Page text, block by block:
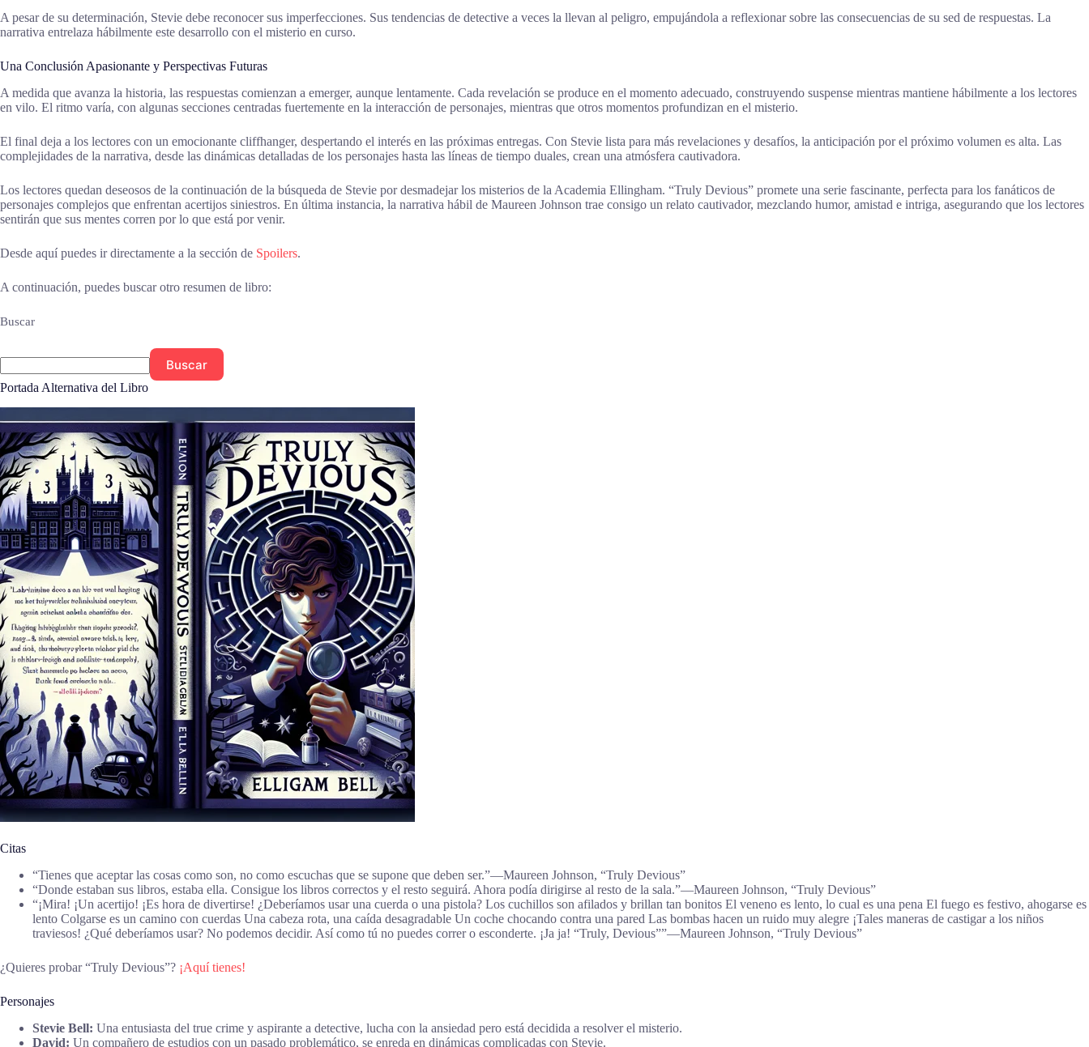
A pesar de su determinación, Stevie debe reconocer sus imperfecciones. Sus tendencias de detective a veces la llevan al peligro, empujándola a reflexionar sobre las consecuencias de su sed de respuestas. La
narrativa entrelaza hábilmente este desarrollo con el misterio en curso.
Una Conclusión Apasionante y Perspectivas Futuras
A medida que avanza la historia, las respuestas comienzan a emerger, aunque lentamente. Cada revelación se produce en el momento adecuado, construyendo suspense mientras mantiene hábilmente a los lectores
en vilo. El ritmo varía, con algunas secciones centradas fuertemente en la interacción de personajes, mientras que otros momentos profundizan en el misterio.
El final deja a los lectores con un emocionante cliffhanger, despertando el interés en las próximas entregas. Con Stevie lista para más revelaciones y desafíos, la anticipación por el próximo volumen es alta. Las
complejidades de la narrativa, desde las dinámicas detalladas de los personajes hasta las líneas de tiempo duales, crean una atmósfera cautivadora.
Los lectores quedan deseosos de la continuación de la búsqueda de Stevie por desmadejar los misterios de la Academia Ellingham. “Truly Devious” promete una serie fascinante, perfecta para los fanáticos de
personajes complejos que enfrentan acertijos siniestros. En última instancia, la narrativa hábil de Maureen Johnson trae consigo un relato cautivador, mezclando humor, amistad e intriga, asegurando que los lectores
sentirán que sus mentes corren por lo que está por venir.
Desde aquí puedes ir directamente a la sección de Spoilers.
A continuación, puedes buscar otro resumen de libro:
Buscar
Buscar
Portada Alternativa del Libro
Citas
“Tienes que aceptar las cosas como son, no como escuchas que se supone que deben ser.”―Maureen Johnson, “Truly Devious”
“Donde estaban sus libros, estaba ella. Consigue los libros correctos y el resto seguirá. Ahora podía dirigirse al resto de la sala.”―Maureen Johnson, “Truly Devious”
“¡Mira! ¡Un acertijo! ¡Es hora de divertirse! ¿Deberíamos usar una cuerda o una pistola? Los cuchillos son afilados y brillan tan bonitos El veneno es lento, lo cual es una pena El fuego es festivo, ahogarse es
lento Colgarse es un camino con cuerdas Una cabeza rota, una caída desagradable Un coche chocando contra una pared Las bombas hacen un ruido muy alegre ¡Tales maneras de castigar a los niños
traviesos! ¿Qué deberíamos usar? No podemos decidir. Así como tú no puedes correr o esconderte. ¡Ja ja! “Truly, Devious””―Maureen Johnson, “Truly Devious”
¿Quieres probar “Truly Devious”? ¡Aquí tienes!
Personajes
Stevie Bell: Una entusiasta del true crime y aspirante a detective, lucha con la ansiedad pero está decidida a resolver el misterio.
David: Un compañero de estudios con un pasado problemático, se enreda en dinámicas complicadas con Stevie.